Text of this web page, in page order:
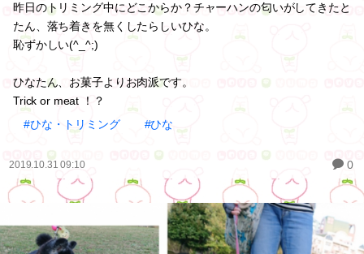
昨日のトリミング中にどこからか？チャーハンの匂いがしてきたと
たん、落ち着きを無くしたらしいひな。
恥ずかしい(^_^;)
ひなたん、お菓子よりお肉派です。
Trick or meat ！？
#ひな・トリミング
#ひな
2019.10.31 09:10 0